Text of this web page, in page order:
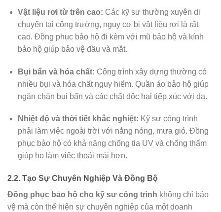
Vật liệu rơi từ trên cao: Các kỹ sư thường xuyên di
chuyển tại công trường, nguy cơ bị vật liệu rơi là rất
cao. Đồng phục bảo hộ đi kèm với mũ bảo hộ và kính
bảo hộ giúp bảo vệ đầu và mắt.
Bụi bẩn và hóa chất: Công trình xây dựng thường có
nhiều bụi và hóa chất nguy hiểm. Quần áo bảo hộ giúp
ngăn chặn bụi bẩn và các chất độc hại tiếp xúc với da.
Nhiệt độ và thời tiết khắc nghiệt: Kỹ sư công trình
phải làm việc ngoài trời với nắng nóng, mưa gió. Đồng
phục bảo hộ có khả năng chống tia UV và chống thấm
giúp họ làm việc thoải mái hơn.
2.2. Tạo Sự Chuyên Nghiệp Và Đồng Bộ
Đồng phục bảo hộ cho kỹ sư công trình không chỉ bảo
vệ mà còn thể hiện sự chuyên nghiệp của một doanh